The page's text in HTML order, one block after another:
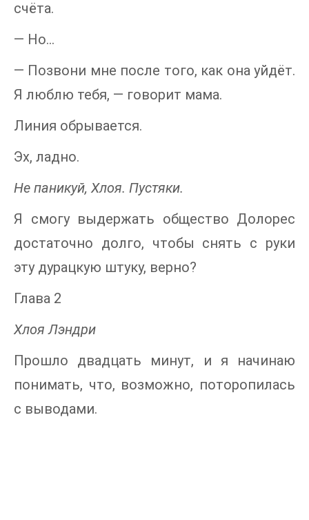
счёта.
— Но…
— Позвони мне после того, как она уйдёт.
Я люблю тебя, — говорит мама.
Линия обрывается.
Эх, ладно.
Не паникуй, Хлоя. Пустяки.
Я смогу выдержать общество Долорес
достаточно долго, чтобы снять с руки
эту дурацкую штуку, верно?
Глава 2
Хлоя Лэндри
Прошло двадцать минут, и я начинаю
понимать, что, возможно, поторопилась
с выводами.